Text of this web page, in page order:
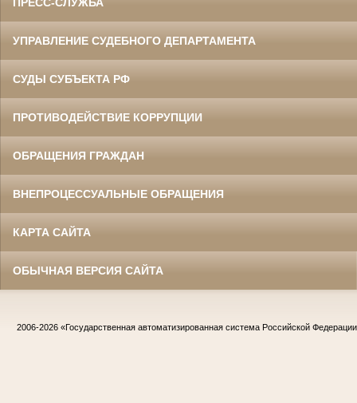
УПРАВЛЕНИЕ СУДЕБНОГО ДЕПАРТАМЕНТА
СУДЫ СУБЪЕКТА РФ
ПРОТИВОДЕЙСТВИЕ КОРРУПЦИИ
ОБРАЩЕНИЯ ГРАЖДАН
ВНЕПРОЦЕССУАЛЬНЫЕ ОБРАЩЕНИЯ
КАРТА САЙТА
ОБЫЧНАЯ ВЕРСИЯ САЙТА
2006-2026 «Государственная автоматизированная система Российской